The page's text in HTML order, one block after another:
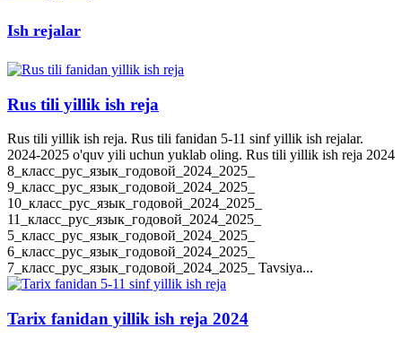
Ish rejalar
Rus tili yillik ish reja
Rus tili yillik ish reja. Rus tili fanidan 5-11 sinf yillik ish rejalar.
2024-2025 o'quv yili uchun yuklab oling. Rus tili yillik ish reja 2024
8_класс_рус_язык_годовой_2024_2025_
9_класс_рус_язык_годовой_2024_2025_
10_класс_рус_язык_годовой_2024_2025_
11_класс_рус_язык_годовой_2024_2025_
5_класс_рус_язык_годовой_2024_2025_
6_класс_рус_язык_годовой_2024_2025_
7_класс_рус_язык_годовой_2024_2025_ Tavsiya...
Tarix fanidan yillik ish reja 2024